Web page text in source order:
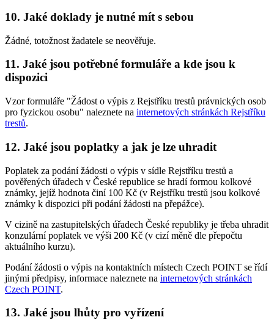
10. Jaké doklady je nutné mít s sebou
Žádné, totožnost žadatele se neověřuje.
11. Jaké jsou potřebné formuláře a kde jsou k
dispozici
Vzor formuláře "Žádost o výpis z Rejstříku trestů právnických osob
pro fyzickou osobu" naleznete na internetových stránkách Rejstříku
trestů.
12. Jaké jsou poplatky a jak je lze uhradit
Poplatek za podání žádosti o výpis v sídle Rejstříku trestů a
pověřených úřadech v České republice se hradí formou kolkové
známky, jejíž hodnota činí 100 Kč (v Rejstříku trestů jsou kolkové
známky k dispozici při podání žádosti na přepážce).
V cizině na zastupitelských úřadech České republiky je třeba uhradit
konzulární poplatek ve výši 200 Kč (v cizí měně dle přepočtu
aktuálního kurzu).
Podání žádosti o výpis na kontaktních místech Czech POINT se řídí
jinými předpisy, informace naleznete na internetových stránkách
Czech POINT.
13. Jaké jsou lhůty pro vyřízení